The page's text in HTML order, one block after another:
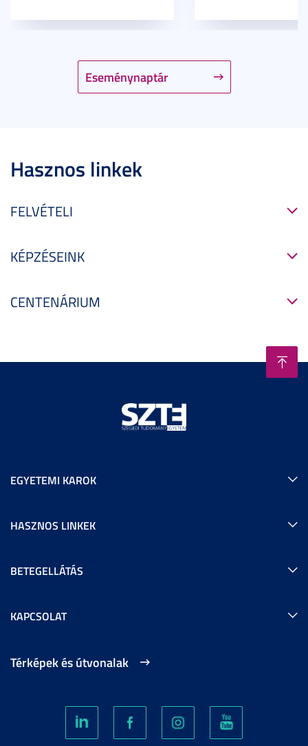
Eseménynaptár
Hasznos linkek
FELVÉTELI
KÉPZÉSEINK
CENTENÁRIUM
EGYETEMI KAROK
HASZNOS LINKEK
BETEGELLÁTÁS
KAPCSOLAT
Térképek és útvonalak